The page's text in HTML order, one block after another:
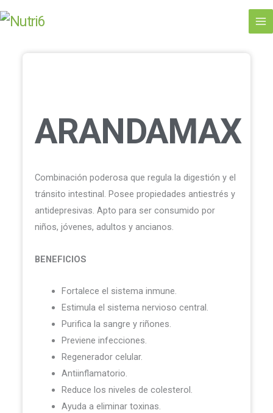
Ir
ARANDAMAX
Combinación poderosa que regula la digestión y el
tránsito intestinal. Posee propiedades antiestrés y
antidepresivas. Apto para ser consumido por
niños, jóvenes, adultos y ancianos.
BENEFICIOS
Fortalece el sistema inmune.
Estimula el sistema nervioso central.
Purifica la sangre y riñones.
Previene infecciones.
Regenerador celular.
Antiinflamatorio.
Reduce los niveles de colesterol.
Ayuda a eliminar toxinas.